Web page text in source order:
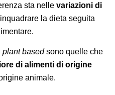
sta nelle variazioni di
la dieta seguita
plant basedsono quelle che
di alimenti di origine
animale.